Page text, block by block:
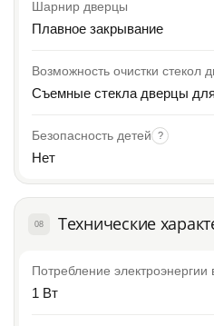
Шарнир дверцы
Плавное закрывание
Возможность очистки стекол
Съемные стекла дверцы для
Безопасность детей ?
Нет
08 Технические
Потребление
1 Вт